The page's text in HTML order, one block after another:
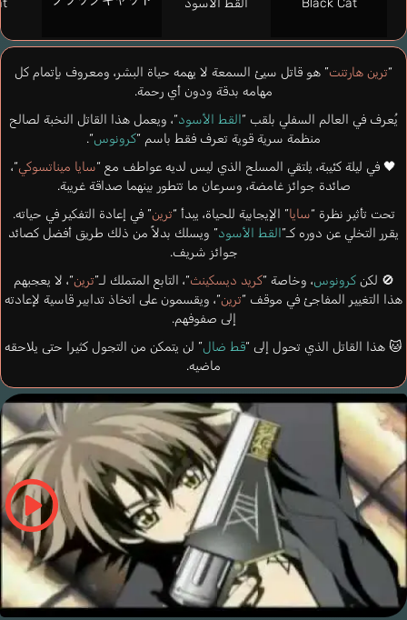
“ترين هارتنت” هو قاتل سيئ السمعة لا يهمه حياة البشر، ومعروف بإتمام كل
مهامه بدقة ودون أي رحمة.
يُعرف في العالم السفلي بلقب “القط الأسود“، ويعمل هذا القاتل النخبة لصالح
منظمة سرية قوية تعرف فقط باسم “كرونوس“.
🖤 في ليلة كئيبة، يلتقي المسلح الذي ليس لديه عواطف مع “سايا ميناتسوكي“،
صائدة جوائز غامضة، وسرعان ما تتطور بينهما صداقة غريبة.
تحت تأثير نظرة “سايا” الإيجابية للحياة، يبدأ “ترين” في إعادة التفكير في حياته.
يقرر التخلي عن دوره كـ”القط الأسود” ويسلك بدلاً من ذلك طريق أفضل كصائد
جوائز شريف.
🚫 لكنكرونوس، وخاصة “كريد ديسكينث“، التابع المتملك لـ”ترين“، لا يعجبهم
هذا التغيير المفاجئ في موقف “ترين“، ويقسمون على اتخاذ تدابير قاسية لإعادته
إلى صفوفهم.
🐱 هذا القاتل الذي تحول إلى “قط ضال” لن يتمكن من التجول كثيرا حتى يلاحقه
ماضيه.
Black Cat
القط الأسود